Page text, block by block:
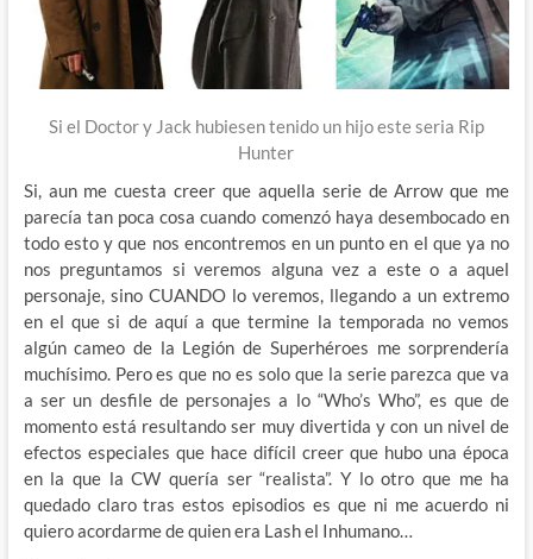
Si el Doctor y Jack hubiesen tenido un hijo este seria Rip
Hunter
Si, aun me cuesta creer que aquella serie de Arrow que me
parecía tan poca cosa cuando comenzó haya desembocado en
todo esto y que nos encontremos en un punto en el que ya no
nos preguntamos si veremos alguna vez a este o a aquel
personaje, sino CUANDO lo veremos, llegando a un extremo
en el que si de aquí a que termine la temporada no vemos
algún cameo de la Legión de Superhéroes me sorprendería
muchísimo. Pero es que no es solo que la serie parezca que va
a ser un desfile de personajes a lo “Who’s Who”, es que de
momento está resultando ser muy divertida y con un nivel de
efectos especiales que hace difícil creer que hubo una época
en la que la CW quería ser “realista”. Y lo otro que me ha
quedado claro tras estos episodios es que ni me acuerdo ni
quiero acordarme de quien era Lash el Inhumano…